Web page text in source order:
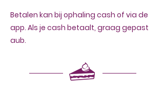
Betalen kan bij ophaling cash of via de
app. Als je cash betaalt, graag gepast
aub.